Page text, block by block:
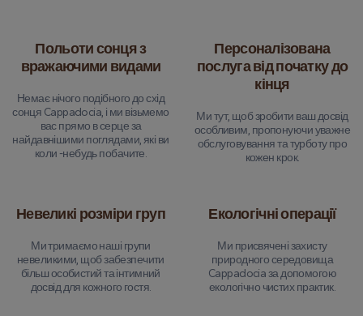
Польоти сонця з
вражаючими видами
Немає нічого подібного до схід
сонця Cappadocia, і ми візьмемо
вас прямо в серце за
найдавнішими поглядами, які ви
коли -небудь побачите.
Персоналізована
послуга від початку до
кінця
Ми тут, щоб зробити ваш досвід
особливим, пропонуючи уважне
обслуговування та турботу про
кожен крок.
Невеликі розміри груп
Ми тримаємо наші групи
невеликими, щоб забезпечити
більш особистий та інтимний
досвід для кожного гостя.
Екологічні операції
Ми присвячені захисту
природного середовища
Cappadocia за допомогою
екологічно чистих практик.